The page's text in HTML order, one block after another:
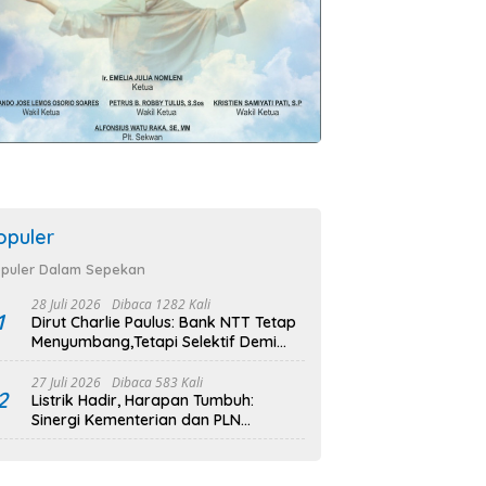
Dalam Sepekan
28 Juli 2026 Dibaca 1282 Kali
Dirut Charlie Paulus: Bank NTT Tetap
Menyumbang,Tetapi Selektif Demi
Kepentingan Masyarakat
27 Juli 2026 Dibaca 583 Kali
Listrik Hadir, Harapan Tumbuh:
Sinergi Kementerian dan PLN
Percepat Pembangunan Infrastruktur